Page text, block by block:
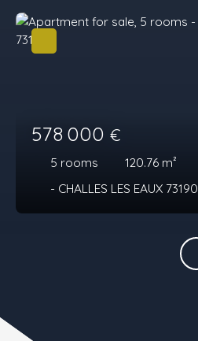
578 000 €
5 rooms 120.76 m²
- CHALLES LES EAUX 73190